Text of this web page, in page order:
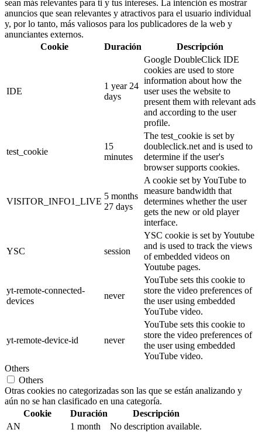
sean más relevantes para ti y tus intereses. La intención es mostrar
anuncios que sean relevantes y atractivos para el usuario individual
y, por lo tanto, más valiosos para los publicadores de la web y
anunciantes externos.
Cookie
Duración Descripción
IDE
1 year 24
days
Google DoubleClick IDE
cookies are used to store
information about how the
user uses the website to
present them with relevant ads
and according to the user
profile.
test_cookie
15
minutes
The test_cookie is set by
doubleclick.net and is used to
determine if the user's
browser supports cookies.
VISITOR_INFO1_LIVE
5 months
27 days
A cookie set by YouTube to
measure bandwidth that
determines whether the user
gets the new or old player
interface.
YSC session
YSC cookie is set by Youtube
and is used to track the views
of embedded videos on
Youtube pages.
yt-remote-connected-
devices
never
YouTube sets this cookie to
store the video preferences of
the user using embedded
YouTube video.
yt-remote-device-id never
YouTube sets this cookie to
store the video preferences of
the user using embedded
YouTube video.
Others
Others
Otras cookies no categorizadas son las que se están analizando y
aún no se han clasificado en una categoría.
Cookie
Duración
Descripción
AN
1 month
No description available.